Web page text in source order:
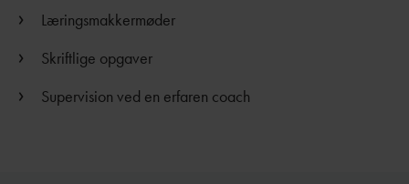
Læringsmakkermøder
Skriftlige opgaver
Supervision ved en erfaren coach